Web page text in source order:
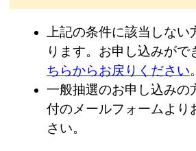
上記の条件に該当しない
ります。 お申し込みがで
ちらからお戻りくださ い。
一般抽選のお申し込みの
付のメールフォームより
さい。